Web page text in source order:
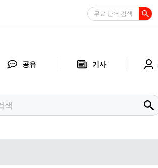
무료 단어 검색
공유 기사